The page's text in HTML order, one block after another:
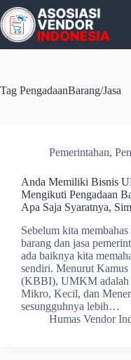
Skip
to
content
Tag PengadaanBarang/Jasa
Pemerintahan,
Anda Memiliki Bisnis
Mengikuti Pengadaan
Apa Saja Syaratnya,
Sebelum kita
barang dan jasa
ada baiknya kita
sendiri. Menurut Kamus
(KBBI), UMKM adalah
Mikro, Kecil, dan
sesungguhnya lebih…
Humas Vendor